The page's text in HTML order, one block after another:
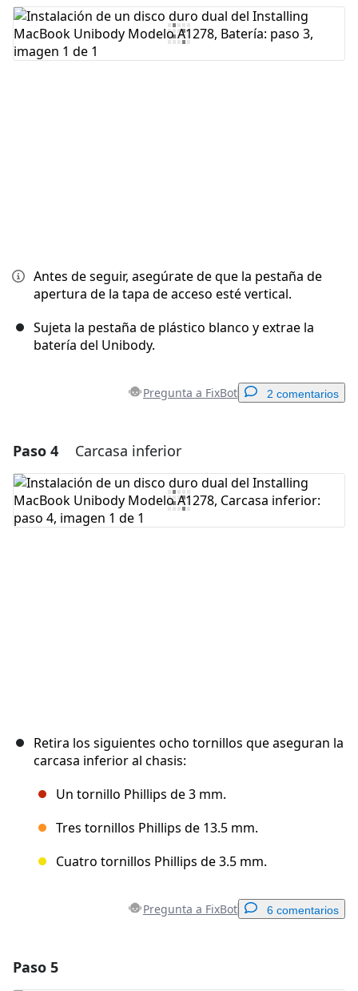
Agregar Comentario
Antes de seguir, asegúrate de que la pestaña de
apertura de la tapa de acceso esté vertical.
Sujeta la pestaña de plástico blanco y extrae la
batería del Unibody.
Pregunta a FixBot 2 comentarios
Agregar un comentario
Agregar Comentario
Paso 4 Carcasa inferior
Retira los siguientes ocho tornillos que aseguran la
carcasa inferior al chasis:
Un tornillo Phillips de 3 mm.
Tres tornillos Phillips de 13.5 mm.
Cuatro tornillos Phillips de 3.5 mm.
Pregunta a FixBot 6 comentarios
Paso 5